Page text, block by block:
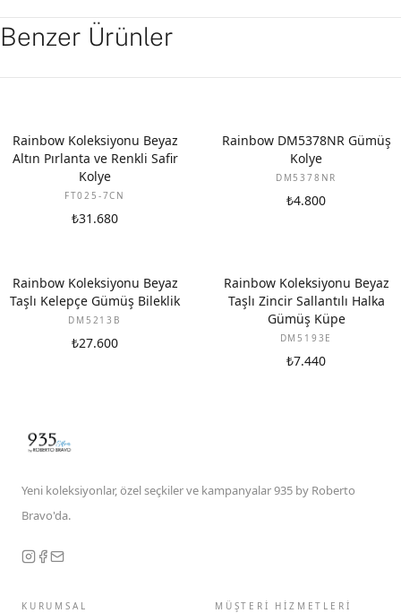
Benzer Ürünler
YENI
Rainbow Koleksiyonu Beyaz
Altın Pırlanta ve Renkli Safir
Kolye
FT025-7CN
₺31.680
Rainbow DM5378NR Gümüş
Kolye
DM5378NR
₺4.800
Rainbow Koleksiyonu Beyaz
Taşlı Kelepçe Gümüş Bileklik
DM5213B
₺27.600
Rainbow Koleksiyonu Beyaz
Taşlı Zincir Sallantılı Halka
Gümüş Küpe
DM5193E
₺7.440
Yeni koleksiyonlar, özel seçkiler ve kampanyalar 935 by Roberto
Bravo'da.
KURUMSAL MÜŞTERİ HİZMETLERİ